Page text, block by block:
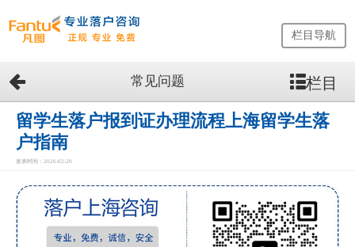
网
站
首
页
留
生
栏目导航
常见问题 栏目
留学生落户报到证办理流程上海留学生落
户指南
发表时间：2026-02-20